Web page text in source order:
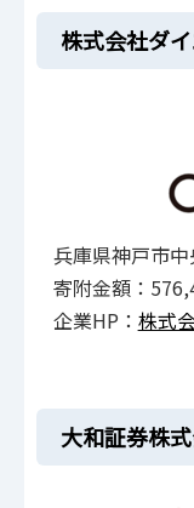
株式会社ダ
兵庫県神戸市
寄附金額：
企業HP： 株式
大和証券株